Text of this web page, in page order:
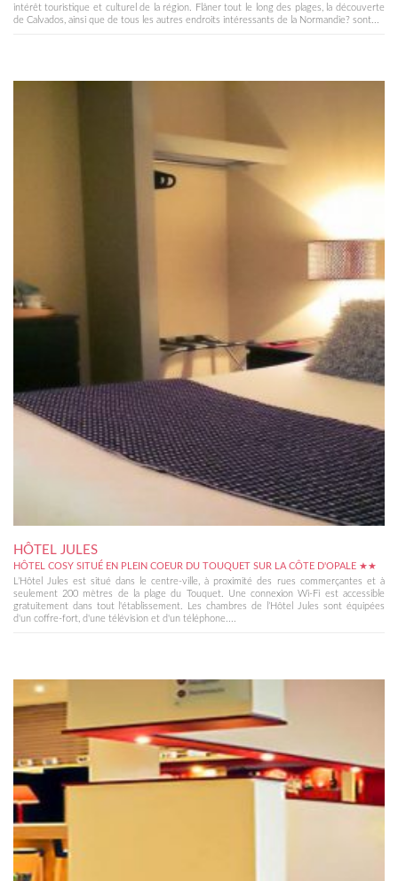
intérêt touristique et culturel de la région. Flâner tout le long des plages, la découverte
de Calvados, ainsi que de tous les autres endroits intéressants de la Normandie? sont...
HÔTEL JULES
HÔTEL COSY SITUÉ EN PLEIN COEUR DU TOUQUET SUR LA CÔTE D'OPALE ★★
L’Hôtel Jules est situé dans le centre-ville, à proximité des rues commerçantes et à
seulement 200 mètres de la plage du Touquet. Une connexion Wi-Fi est accessible
gratuitement dans tout l'établissement. Les chambres de l’Hôtel Jules sont équipées
d'un coffre-fort, d'une télévision et d'un téléphone....